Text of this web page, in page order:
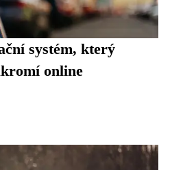
systém, který
online